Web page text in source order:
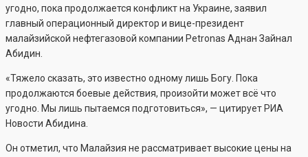
угодно, пока продолжается конфликт на Украине, заявил
главный операционный директор и вице-президент
малайзийской нефтегазовой компании Petronas Аднан Зайнал
Абидин.
«Тяжело сказать, это известно одному лишь Богу. Пока
продолжаются боевые действия, произойти может всё что
угодно. Мы лишь пытаемся подготовиться», — цитирует РИА
Новости Абидина.
Он отметил, что Малайзия не рассматривает высокие цены на